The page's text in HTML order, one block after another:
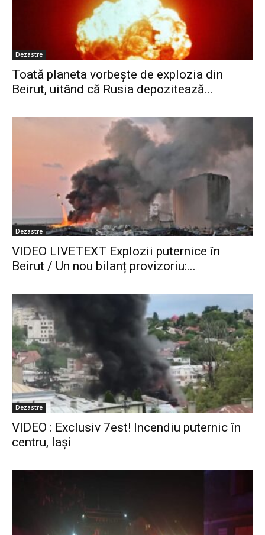
Dezastre
Toată planeta vorbește de explozia din
Beirut, uitând că Rusia depozitează...
Dezastre
VIDEO LIVETEXT Explozii puternice în
Beirut / Un nou bilanț provizoriu:...
Dezastre
VIDEO : Exclusiv 7est! Incendiu puternic în
centru, Iași